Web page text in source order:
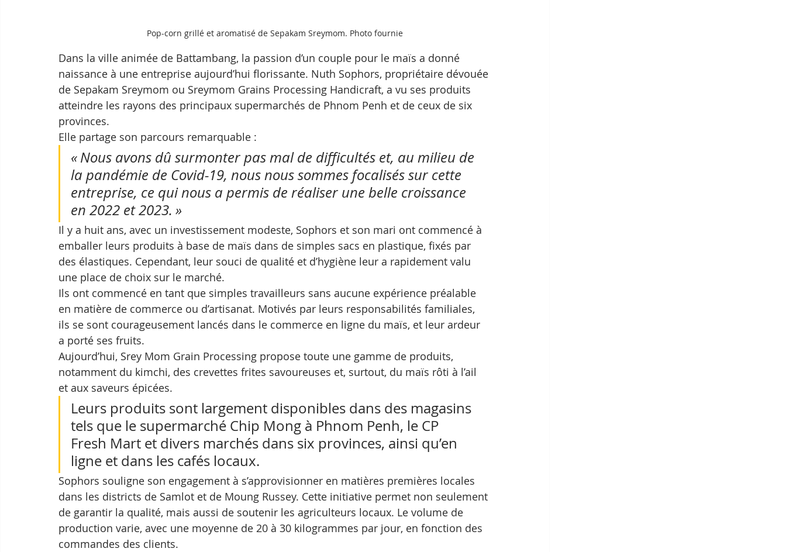
Pop-corn grillé et aromatisé de Sepakam Sreymom. Photo fournie
Dans la ville animée de Battambang, la passion d’un couple pour le maïs a donné
naissance à une entreprise aujourd’hui florissante. Nuth Sophors, propriétaire dévouée
de Sepakam Sreymom ou Sreymom Grains Processing Handicraft, a vu ses produits
atteindre les rayons des principaux supermarchés de Phnom Penh et de ceux de six
provinces.
Elle partage son parcours remarquable :
« Nous avons dû surmonter pas mal de difficultés et, au milieu de
la pandémie de Covid-19, nous nous sommes focalisés sur cette
entreprise, ce qui nous a permis de réaliser une belle croissance
en 2022 et 2023. »
Il y a huit ans, avec un investissement modeste, Sophors et son mari ont commencé à
emballer leurs produits à base de maïs dans de simples sacs en plastique, fixés par
des élastiques. Cependant, leur souci de qualité et d’hygiène leur a rapidement valu
une place de choix sur le marché.
Ils ont commencé en tant que simples travailleurs sans aucune expérience préalable
en matière de commerce ou d’artisanat. Motivés par leurs responsabilités familiales,
ils se sont courageusement lancés dans le commerce en ligne du maïs, et leur ardeur
a porté ses fruits.
Aujourd’hui, Srey Mom Grain Processing propose toute une gamme de produits,
notamment du kimchi, des crevettes frites savoureuses et, surtout, du maïs rôti à l’ail
et aux saveurs épicées.
Leurs produits sont largement disponibles dans des magasins
tels que le supermarché Chip Mong à Phnom Penh, le CP
Fresh Mart et divers marchés dans six provinces, ainsi qu’en
ligne et dans les cafés locaux.
Sophors souligne son engagement à s’approvisionner en matières premières locales
dans les districts de Samlot et de Moung Russey. Cette initiative permet non seulement
de garantir la qualité, mais aussi de soutenir les agriculteurs locaux. Le volume de
production varie, avec une moyenne de 20 à 30 kilogrammes par jour, en fonction des
commandes des clients.